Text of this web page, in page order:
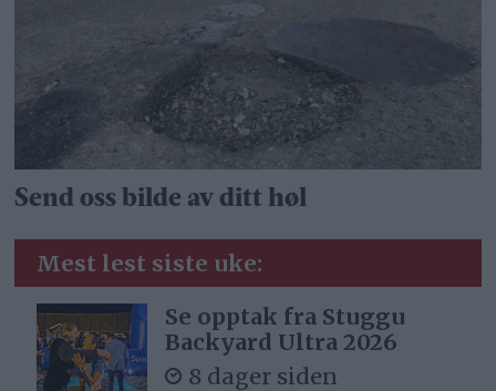
Send oss bilde av ditt høl
Mest lest siste uke:
Se opptak fra Stuggu
Backyard Ultra 2026
8 dager siden